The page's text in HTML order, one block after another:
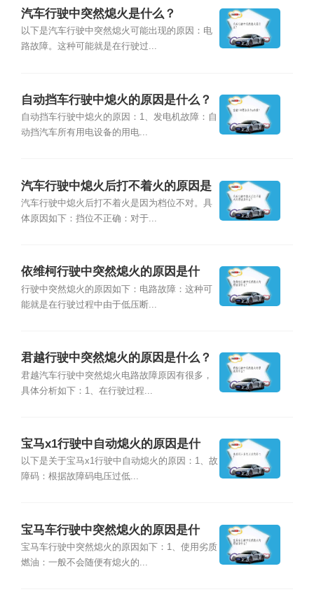
汽车行驶中突然熄火是什么？
以下是汽车行驶中突然熄火可能出现的原因：电
路故障。这种可能就是在行驶过...
自动挡车行驶中熄火的原因是什么？
自动挡车行驶中熄火的原因：1、发电机故障：自
动挡汽车所有用电设备的用电...
汽车行驶中熄火后打不着火的原因是
什么？
汽车行驶中熄火后打不着火是因为档位不对。具
体原因如下：挡位不正确：对于...
依维柯行驶中突然熄火的原因是什
么？
行驶中突然熄火的原因如下：电路故障：这种可
能就是在行驶过程中由于低压断...
君越行驶中突然熄火的原因是什么？
君越汽车行驶中突然熄火电路故障原因有很多，
具体分析如下：1、在行驶过程...
宝马x1行驶中自动熄火的原因是什
么？
以下是关于宝马x1行驶中自动熄火的原因：1、故
障码：根据故障码电压过低...
宝马车行驶中突然熄火的原因是什
么？
宝马车行驶中突然熄火的原因如下：1、使用劣质
燃油：一般不会随便有熄火的...